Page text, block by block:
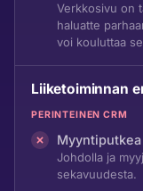
Verkkosivu on
haluatte
voi kouluttaa
Liiketoiminnan
PERINTEINEN CRM
Johdolla ja
sekavuudesta.